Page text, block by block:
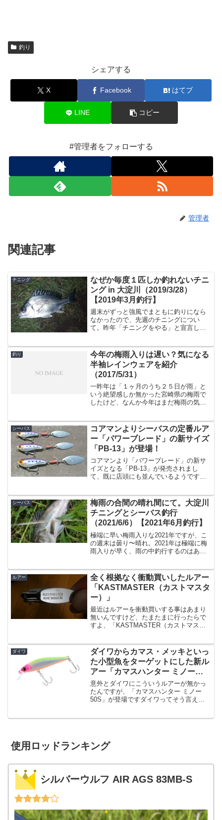
釣り
シェアする
X Facebook はてブ
LINE コピー
#管理者をフォローする
管理者
関連記事
チニング
なぜか毎度１匹しか釣れないチニ
ング in 大淀川（2019/3/28）
【2019年3月釣行】
週末がずっと強風でまともに釣りになら
なかったので、先週のチニングについ
て。昨年「チニングをやる」と宣言して
のほうが簡単という理由で、結局シーバ
スが釣れない時にたまにやる...
釣り
今年の梅雨入りは遅い？気になる
半袖レインウェアを紹介
（2017/5/31）
一昨年は「１ヶ月のうち２５日が雨」と
いう絶望感しか無かった宮崎県の梅雨で
したけど、なんか今年はまだ梅雨の気配
り予報です。気象庁の過去のデータを見
ると、昨年は5/2...
シーバス
コアマンよりシーバスの定番ルア
ー「パワーブレード」の新サイズ
「PB-13」が登場！
コアマンより「パワーブレード」の新サ
イズとなる「PB-13」が発売されまし
て、既に店頭にも並んでいるようです。
がありません（笑）まあ、、僕のホーム
としているエリアでは、...
シーバス
梅雨の合間の晴れ間にて。大淀川
チニングとシーバス釣行
（2021/6/6）【2021年6月釣行】
極端に早い梅雨入りな2021年ですが、こ
の週末は曇り〜晴れ。2021年は極端に梅
雨入りが早く、雨の中釣行するのはあま
れということで、一日中曇り、風も穏や
か、という快適さ...
ルアー
全く根拠なく衝動買いしたルアー
「KASTMASTER（カストマスタ
ー）」
最近はルアーを衝動買いする事はあまり
無いんですけど、たまたまに行ったらで
すよ、「KASTMASTER（カストマスタ
とはですよ気づいたら買ってたという事
が発生しました。い...
ダイワ
ダイワからカマス・メッキといっ
た小型魚をターゲットにした新ル
アー「カマスハンター ミノー
50S」が登場
意外とダイワにこういうルアーが無かっ
たんですが、「カマスハンター ミノー
50S」が登場ですダイワってそう言えば
使用ロッドランキング
シルバーウルフ AIR AGS 83MB-S